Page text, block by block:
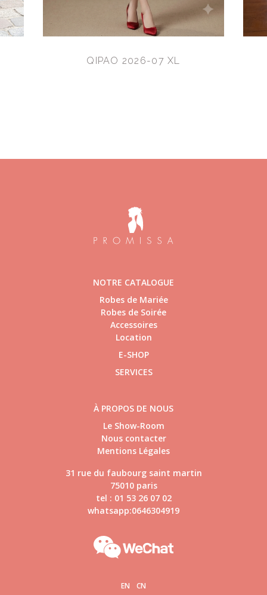
QIPAO 2026-07 XL
NOTRE CATALOGUE
Robes de Mariée
Robes de Soirée
Accessoires
Location
E-SHOP
SERVICES
À PROPOS DE NOUS
Le Show-Room
Nous contacter
Mentions Légales
31 rue du faubourg saint martin
75010 paris
tel : 01 53 26 07 02
whatsapp:0646304919
EN CN